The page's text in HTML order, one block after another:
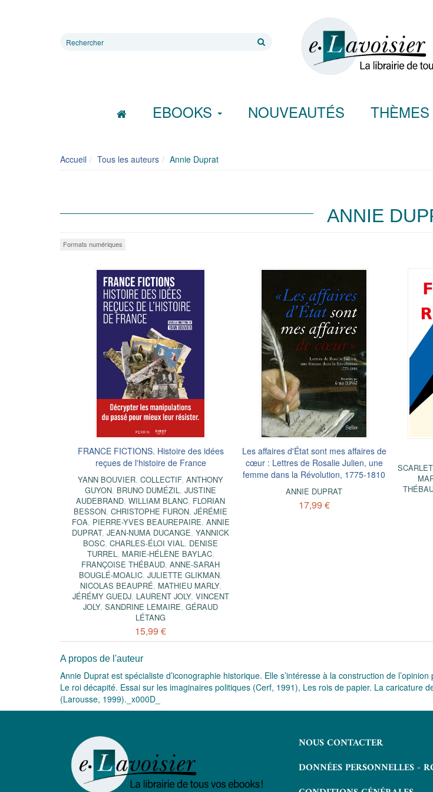
Rechercher
EBOOKS NOUVEAUTÉS THÈMES
Accueil Tous les auteurs Annie Duprat
ANNIE
Formats numériques
FRANCE FICTIONS. Histoire des idées
reçues de l'histoire de France
YANN BOUVIER,COLLECTIF,ANTHONY
GUYON, BRUNO DUMÉZIL ,JUSTINE
AUDEBRAND,WILLIAM BLANC, FLORIAN
BESSON,CHRISTOPHE FURON,JÉRÉMIE
FOA, PIERRE-YVES BEAUREPAIRE, ANNIE
DUPRAT,JEAN-NUMA DUCANGE,YANNICK
BOSC,CHARLES-ÉLOI VIAL , DENISE
TURREL , MARIE-HÉLÈNE BAYLAC,
FRANÇOISE THÉBAUD,ANNE-SARAH
BOUGLÉ-MOALIC,JULIETTE GLIKMAN,
NICOLAS BEAUPRÉ, MATHIEU MARLY,
JÉRÉMY GUEDJ, LAURENT JOLY, VINCENT
JOLY,SANDRINE LEMAIRE,GÉRAUD
LÉTANG
15,99 €
Les affaires d'État sont mes affaires de
cœur : Lettres de Rosalie Julien, une
femme dans la Révolution, 1775-1810
ANNIE DUPRAT
17,99 €
A propos de l'auteur
Annie Duprat est spécialiste d’iconographie historique. Elle s’intéresse à la construction de
Le roi décapité. Essai sur les imaginaires politiques (Cerf, 1991), Les rois de papier. La caricature
(Larousse, 1999)._x000D_
NOUS CONTACTER
DONNÉES PERSONNELLES -